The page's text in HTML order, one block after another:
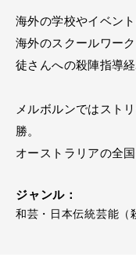
海外の学校やイベント
海外のスクールワー
徒さんへの殺陣指導経
メルボルンではスト
勝。
オーストラリアの全
ジャンル：
和芸・日本伝統芸能（